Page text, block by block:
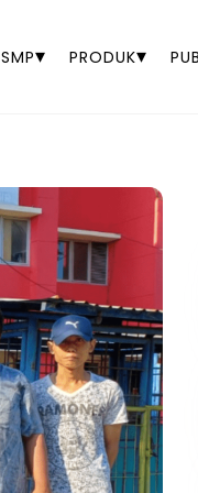
SMP▾ PRODUK▾